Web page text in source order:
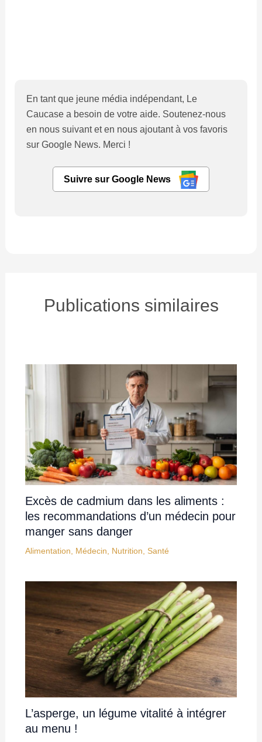
En tant que jeune média indépendant, Le
Caucase a besoin de votre aide. Soutenez-nous
en nous suivant et en nous ajoutant à vos favoris
sur Google News. Merci !
Suivre sur Google News
Publications similaires
Excès de cadmium dans les aliments :
les recommandations d’un médecin pour
manger sans danger
Alimentation Médecin Nutrition Santé
L’asperge, un légume vitalité à intégrer
au menu !